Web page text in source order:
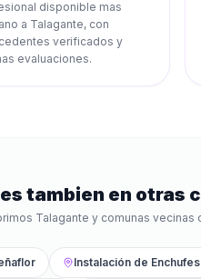
disponible mas
a Talagante, con
verificados y
evaluaciones.
tambien en otras
Talagante y comunas vecinas
Instalación de Enchufes